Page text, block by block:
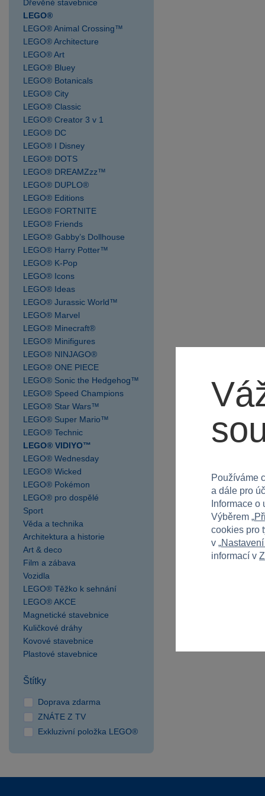
výdejní místo
SPARKYS Praha AVION
Shopping Park Zličín
SPARKYS Praha Fashion
Arena Outlet
SPARKYS Praha Hlavní
nádraží
SPARKYS Praha OC
Novo Plaza
SPARKYS Praha OC
Nový Smíchov
Quadrio
SPARKYS Praha
Palladium
SPARKYS Praha
Václavské náměstí JULIŠ
SPARKYS RP Kozomín
SPARKYS Strakonice OC
SPARKYS Uherské
Hradiště
SPARKYS Velký Týnec
Olympia
SPARKYS Zlín OC Zlaté
Jablko
Dřevěné stavebnice
LEGO®
LEGO® Animal Crossing™
LEGO® Architecture
LEGO® Art
LEGO® Bluey
LEGO® Botanicals
LEGO® City
LEGO® Classic
LEGO® Creator 3 v 1
LEGO® DC
LEGO® I Disney
LEGO® DOTS
LEGO® DREAMZzz™
LEGO® DUPLO®
LEGO® Editions
LEGO® FORTNITE
LEGO® Friends
LEGO® Gabby’s Dollhouse
LEGO® Harry Potter™
LEGO® K-Pop
LEGO® Icons
LEGO® Ideas
LEGO® Jurassic World™
LEGO® Marvel
LEGO® Minecraft®
LEGO® Minifigures
LEGO® NINJAGO®
LEGO® ONE PIECE
LEGO® Sonic the Hedgehog™
LEGO® Speed Champions
LEGO® Star Wars™
LEGO® Super Mario™
LEGO® Technic
LEGO® VIDIYO™
LEGO® Wednesday
LEGO® Wicked
LEGO® Pokémon
LEGO® pro dospělé
Sport
Věda a technika
Architektura a historie
Art & deco
Film a zábava
Vozidla
LEGO® Těžko k sehnání
LEGO® AKCE
Magnetické stavebnice
Kuličkové dráhy
Kovové stavebnice
Plastové stavebnice
Štítky
Doprava zdarma
ZNÁTE Z TV
Exkluzivní položka LEGO®
Používáme
a dále pro
Informace
Výběrem „
cookies pro
v „
informací v